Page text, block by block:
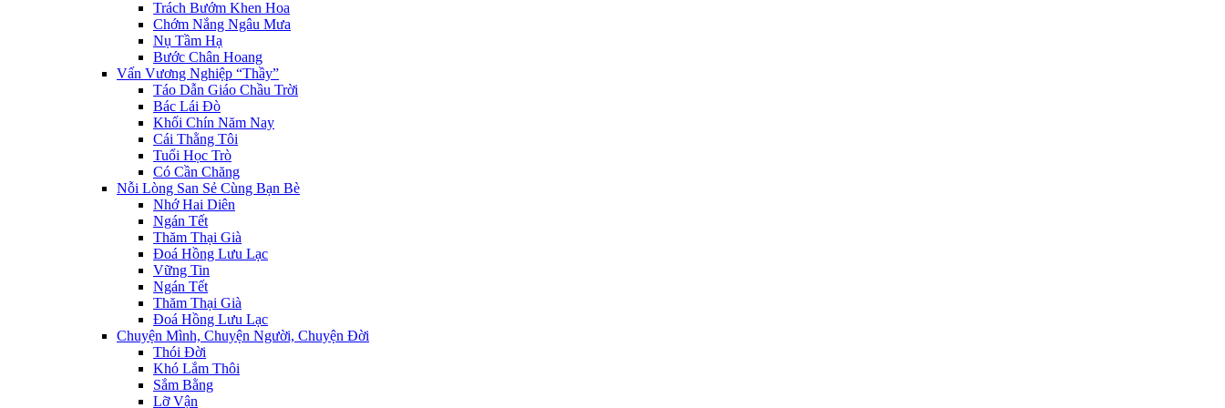
Trách Bướm Khen Hoa
Chớm Nắng Ngâu Mưa
Nụ Tầm Hạ
Bước Chân Hoang
Vấn Vương Nghiệp “Thầy”
Táo Dẫn Giáo Chầu Trời
Bác Lái Đò
Khối Chín Năm Nay
Cái Thằng Tôi
Tuổi Học Trò
Có Cần Chăng
Nỗi Lòng San Sẻ Cùng Bạn Bè
Nhớ Hai Diên
Ngán Tết
Thăm Thại Già
Đoá Hồng Lưu Lạc
Vững Tin
Ngán Tết
Thăm Thại Già
Đoá Hồng Lưu Lạc
Chuyện Mình, Chuyện Người, Chuyện Đời
Thói Đời
Khó Lắm Thôi
Sắm Bằng
Lỡ Vận